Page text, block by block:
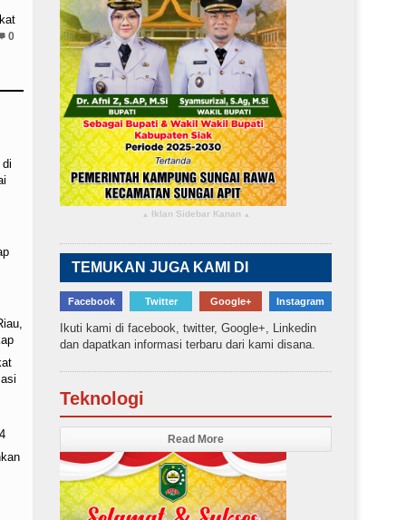
0
▴ Iklan Sidebar Kanan ▴
TEMUKAN JUGA KAMI DI
Facebook Twitter Google+ Instagram
Ikuti kami di facebook, twitter, Google+, Linkedin
dan dapatkan informasi terbaru dari kami disana.
Teknologi
Read More